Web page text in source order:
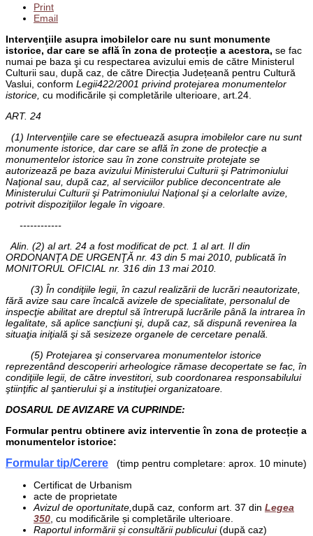
Print
Email
Intervenţiile asupra imobilelor care nu sunt monumente
istorice, dar care se află în zona de protecție a acestora, se fac
numai pe baza şi cu respectarea avizului emis de către Ministerul
Culturii sau, după caz, de către Direcția Județeană pentru Cultură
Vaslui, conform Legii422/2001 privind protejarea monumentelor
istorice, cu modificările și completările ulterioare, art.24.
ART. 24
(1) Intervenţiile care se efectuează asupra imobilelor care nu sunt
monumente istorice, dar care se află în zone de protecţie a
monumentelor istorice sau în zone construite protejate se
autorizează pe baza avizului Ministerului Culturii şi Patrimoniului
Naţional sau, după caz, al serviciilor publice deconcentrate ale
Ministerului Culturii şi Patrimoniului Naţional şi a celorlalte avize,
potrivit dispoziţiilor legale în vigoare.
------------
Alin. (2) al art. 24 a fost modificat de pct. 1 al art. II din
ORDONANŢA DE URGENŢĂ nr. 43 din 5 mai 2010, publicată în
MONITORUL OFICIAL nr. 316 din 13 mai 2010.
(3) În condiţiile legii, în cazul realizării de lucrări neautorizate,
fără avize sau care încalcă avizele de specialitate, personalul de
inspecţie abilitat are dreptul să întrerupă lucrările până la intrarea în
legalitate, să aplice sancţiuni şi, după caz, să dispună revenirea la
situaţia iniţială şi să sesizeze organele de cercetare penală.
(5) Protejarea şi conservarea monumentelor istorice
reprezentând descoperiri arheologice rămase decopertate se fac, în
condiţiile legii, de către investitori, sub coordonarea responsabilului
ştiinţific al şantierului şi a instituţiei organizatoare.
DOSARUL DE AVIZARE VA CUPRINDE:
Formular pentru obtinere aviz interventie în zona de protecție a
monumentelor istorice:
Formular tip/Cerere
(timp pentru completare: aprox. 10 minute)
Certificat de Urbanism
acte de proprietate
Avizul de oportunitate, după caz conform art. 37 din Legea
350 , cu modificările și completările ulterioare.
Raportul informării și consultării publicului(după caz)